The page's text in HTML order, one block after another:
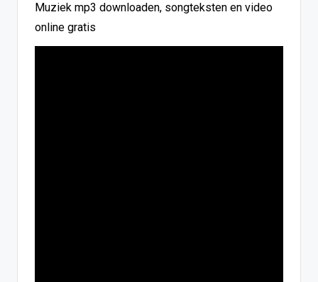
Muziek mp3 downloaden, songteksten en video
online gratis